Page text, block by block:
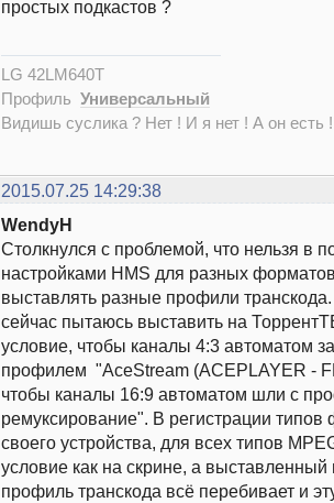
простых подкастов ?
LG 42LM640T
Профиль Универсальный
Видишь суслика ? Нет ! И я нет ! А он есть
2015.07.25 14:29:38
WendyH
Столкнулся с проблемой, что нельзя в
настройками HMS для разных
выставлять разные профили
сейчас пытаюсь выставить на
условие, чтобы каналы 4:3 автоматом
профилем "AceStream (ACEPLAYER -
чтобы каналы 16:9 автоматом шли с
ремуксирование". В регистрации типов
своего устройства, для всех типов
условие как на скрине, а выставленный
профиль транскода всё перебивает и